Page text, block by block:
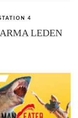
4
LEDEN